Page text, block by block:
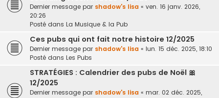
Dernier message par shadow's lisa « ven. 16 janv. 2026,
20:26
Posté dans La Musique & la Pub
Ces pubs qui ont fait notre histoire 12/2025
Dernier message par shadow's lisa « lun. 15 déc. 2025, 18:10
Posté dans Les Pubs
STRATÉGIES : Calendrier des pubs de Noël 🎀
12/2025
Dernier message par shadow's lisa « mar. 02 déc. 2025,